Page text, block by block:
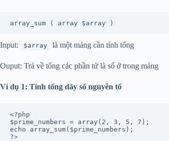
Input: $array là một mảng cần tính tổng
Ouput: Trả về tổng các phần tử là số ở trong mảng
Ví dụ 1: Tính tổng dãy số nguyên tố
<?php
$prime_numbers = array(2, 3, 5, 7);
echo array_sum($prime_numbers);
?>